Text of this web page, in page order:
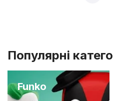
Популярні
Funko